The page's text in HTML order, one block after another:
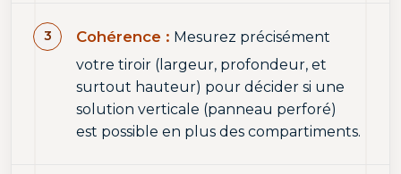
Cohérence : Mesurez précisément
votre tiroir (largeur, profondeur, et
surtout hauteur) pour décider si une
solution verticale (panneau perforé)
est possible en plus des compartiments.